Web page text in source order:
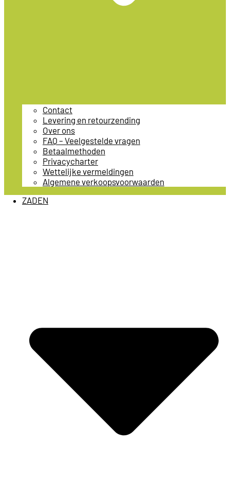
Contact
Levering en retourzending
Over ons
FAQ – Veelgestelde vragen
Betaalmethoden
Privacycharter
Wettelijke vermeldingen
Algemene verkoopsvoorwaarden
ZADEN